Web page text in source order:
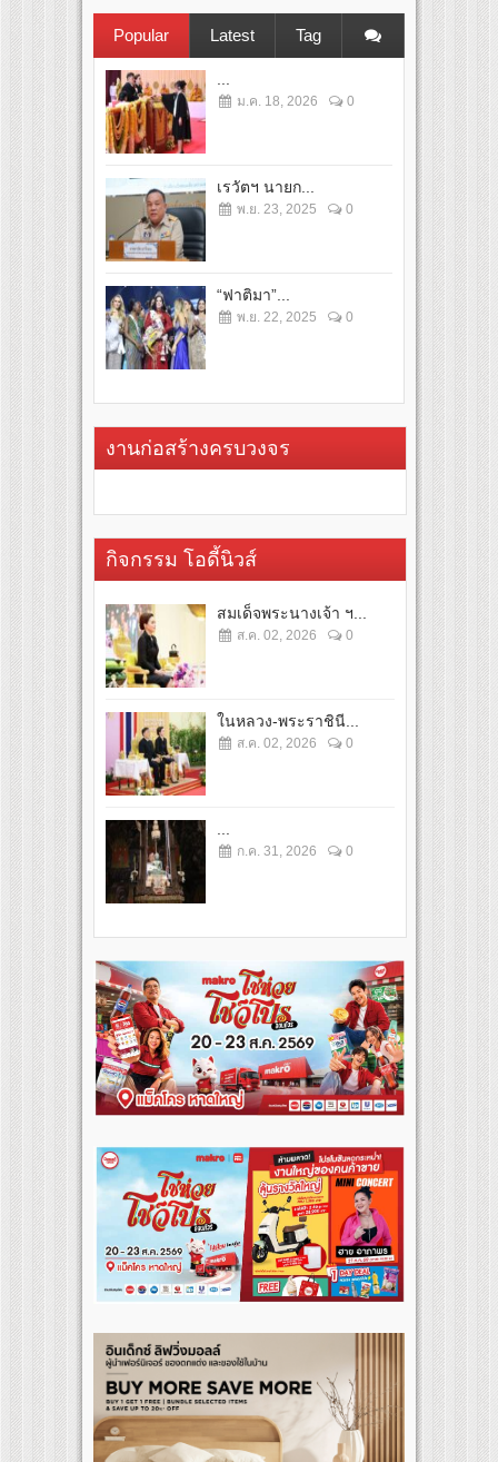
Popular Latest Tag
ม.ค. 18, 2026 0
เรวัตฯ นายก...
พ.ย. 23, 2025 0
“ฟาติมา”...
พ.ย. 22, 2025 0
งานก่อสร้างครบวงจร
กิจกรรม โอดี้นิวส์
สมเด็จพระนางเจ้า ฯ...
ส.ค. 02, 2026 0
ในหลวง-พระราชินี...
ส.ค. 02, 2026 0
ก.ค. 31, 2026 0